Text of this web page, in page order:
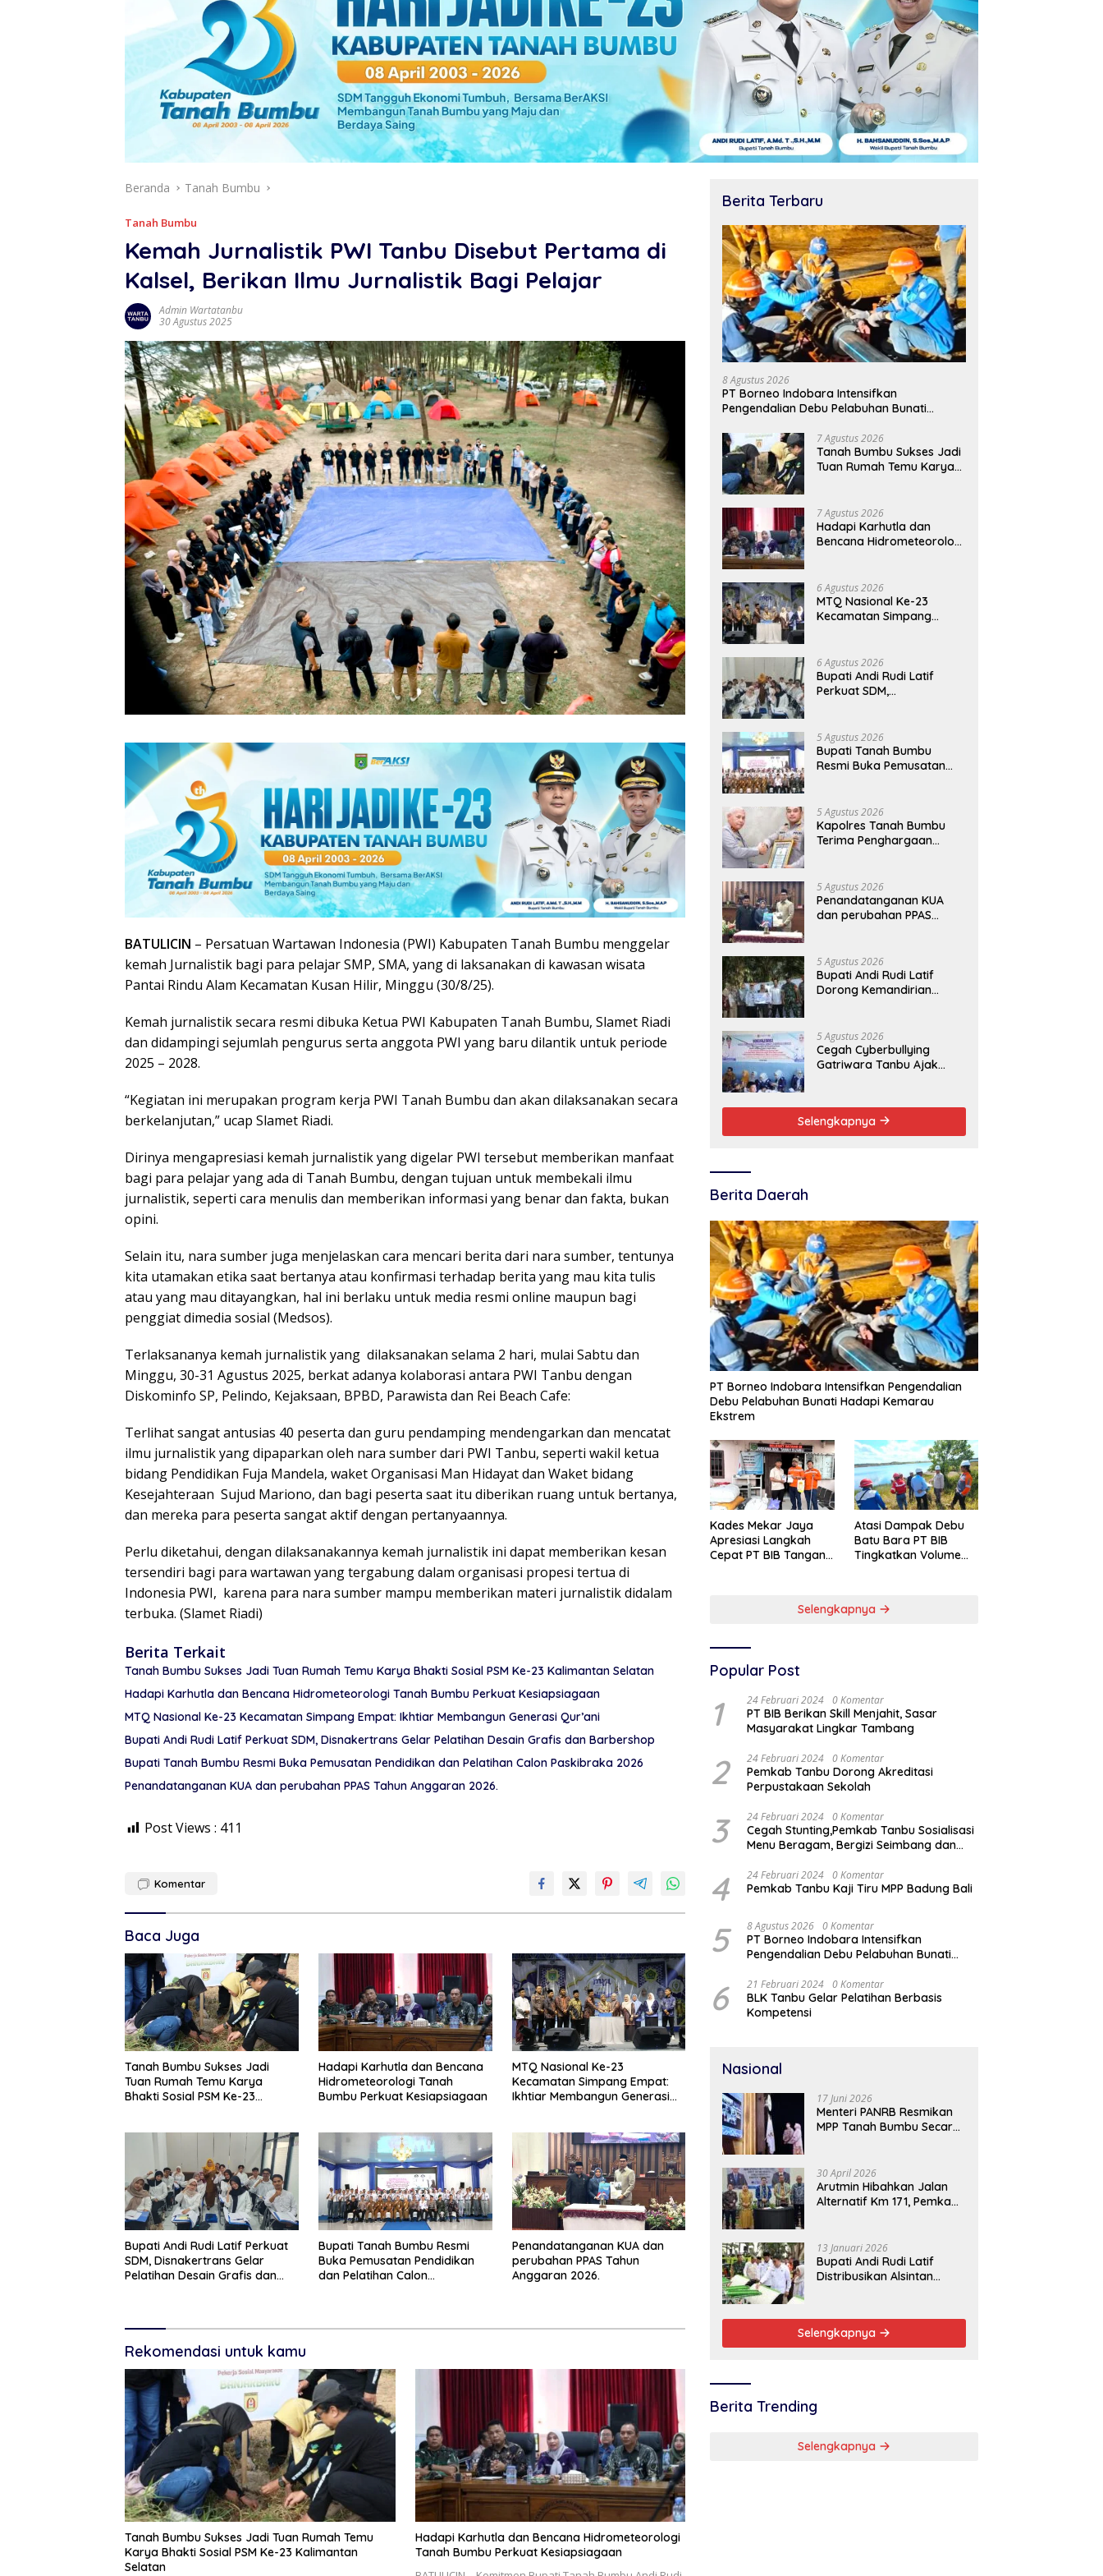
Beranda Tanah Bumbu
Tanah Bumbu
Kemah Jurnalistik PWI Tanbu Disebut Pertama di
Kalsel, Berikan Ilmu Jurnalistik Bagi Pelajar
Admin Wartatanbu
30 Agustus 2025
BATULICIN – Persatuan Wartawan Indonesia (PWI) Kabupaten Tanah Bumbu menggelar
kemah Jurnalistik bagi para pelajar SMP, SMA, yang di laksanakan di kawasan wisata
Pantai Rindu Alam Kecamatan Kusan Hilir, Minggu (30/8/25).
Kemah jurnalistik secara resmi dibuka Ketua PWI Kabupaten Tanah Bumbu, Slamet Riadi
dan didampingi sejumlah pengurus serta anggota PWI yang baru dilantik untuk periode
2025 – 2028.
“Kegiatan ini merupakan program kerja PWI Tanah Bumbu dan akan dilaksanakan secara
berkelanjutan,” ucap Slamet Riadi.
Dirinya mengapresiasi kemah jurnalistik yang digelar PWI tersebut memberikan manfaat
bagi para pelajar yang ada di Tanah Bumbu, dengan tujuan untuk membekali ilmu
jurnalistik, seperti cara menulis dan memberikan informasi yang benar dan fakta, bukan
opini.
Selain itu, nara sumber juga menjelaskan cara mencari berita dari nara sumber, tentunya
kita utamakan etika saat bertanya atau konfirmasi terhadap berita yang mau kita tulis
atau yang mau ditayangkan, hal ini berlaku untuk media resmi online maupun bagi
penggiat dimedia sosial (Medsos).
Terlaksananya kemah jurnalistik yang dilaksanakan selama 2 hari, mulai Sabtu dan
Minggu, 30-31 Agustus 2025, berkat adanya kolaborasi antara PWI Tanbu dengan
Diskominfo SP, Pelindo, Kejaksaan, BPBD, Parawista dan Rei Beach Cafe:
Terlihat sangat antusias 40 peserta dan guru pendamping mendengarkan dan mencatat
ilmu jurnalistik yang dipaparkan oleh nara sumber dari PWI Tanbu, seperti wakil ketua
bidang Pendidikan Fuja Mandela, waket Organisasi Man Hidayat dan Waket bidang
Kesejahteraan Sujud Mariono, dan bagi peserta saat itu diberikan ruang untuk bertanya,
dan mereka para peserta sangat aktif dengan pertanyaannya.
Perlu diketahui, dengan dilaksanakannya kemah jurnalistik ini dapat memberikan kesan
tersendiri bagi para wartawan yang tergabung dalam organisasi propesi tertua di
Indonesia PWI, karena para nara sumber mampu memberikan materi jurnalistik didalam
terbuka. (Slamet Riadi)
Berita Terkait
Tanah Bumbu Sukses Jadi Tuan Rumah Temu Karya Bhakti Sosial PSM Ke-23 Kalimantan Selatan
Hadapi Karhutla dan Bencana Hidrometeorologi Tanah Bumbu Perkuat Kesiapsiagaan
MTQ Nasional Ke-23 Kecamatan Simpang Empat: Ikhtiar Membangun Generasi Qur’ani
Bupati Andi Rudi Latif Perkuat SDM, Disnakertrans Gelar Pelatihan Desain Grafis dan Barbershop
Bupati Tanah Bumbu Resmi Buka Pemusatan Pendidikan dan Pelatihan Calon Paskibraka 2026
Penandatanganan KUA dan perubahan PPAS Tahun Anggaran 2026.
Post Views : 411
Komentar
Baca Juga
Tanah Bumbu Sukses Jadi
Tuan Rumah Temu Karya
Bhakti Sosial PSM Ke-23
Hadapi Karhutla dan Bencana
Hidrometeorologi Tanah
Bumbu Perkuat Kesiapsiagaan
MTQ Nasional Ke-23
Kecamatan Simpang Empat:
Ikhtiar Membangun Generasi
Bupati Andi Rudi Latif Perkuat
SDM, Disnakertrans Gelar
Pelatihan Desain Grafis dan
Bupati Tanah Bumbu Resmi
Buka Pemusatan Pendidikan
dan Pelatihan Calon
Penandatanganan KUA dan
perubahan PPAS Tahun
Anggaran 2026.
Rekomendasi untuk kamu
Tanah Bumbu Sukses Jadi Tuan Rumah Temu
Karya Bhakti Sosial PSM Ke-23 Kalimantan
Selatan
Hadapi Karhutla dan Bencana Hidrometeorologi
Tanah Bumbu Perkuat Kesiapsiagaan
Berita Terbaru
8 Agustus 2026
PT Borneo Indobara Intensifkan
Pengendalian Debu Pelabuhan Bunati
7 Agustus 2026
Tanah Bumbu Sukses Jadi
Tuan Rumah Temu Karya
7 Agustus 2026
Hadapi Karhutla dan
Bencana Hidrometeorologi
6 Agustus 2026
MTQ Nasional Ke-23
Kecamatan Simpang
6 Agustus 2026
Bupati Andi Rudi Latif
Perkuat SDM,
dan Barbershop
5 Agustus 2026
Bupati Tanah Bumbu
Resmi Buka Pemusatan
5 Agustus 2026
Kapolres Tanah Bumbu
Terima Penghargaan
5 Agustus 2026
Penandatanganan KUA
dan perubahan PPAS
5 Agustus 2026
Bupati Andi Rudi Latif
Dorong Kemandirian
5 Agustus 2026
Cegah Cyberbullying
Gatriwara Tanbu Ajak
Selengkapnya
Berita Daerah
PT Borneo Indobara Intensifkan Pengendalian
Debu Pelabuhan Bunati Hadapi Kemarau
Ekstrem
Kades Mekar Jaya
Apresiasi Langkah
Cepat PT BIB Tangani
Atasi Dampak Debu
Batu Bara PT BIB
Tingkatkan Volume
Selengkapnya
Popular Post
1 24 Februari 2024 0 Komentar
PT BIB Berikan Skill Menjahit, Sasar
Masyarakat Lingkar Tambang
2 24 Februari 2024 0 Komentar
Pemkab Tanbu Dorong Akreditasi
Perpustakaan Sekolah
3 24 Februari 2024 0 Komentar
Cegah Stunting,Pemkab Tanbu Sosialisasi
Menu Beragam, Bergizi Seimbang dan
4 24 Februari 2024 0 Komentar
Pemkab Tanbu Kaji Tiru MPP Badung Bali
5 8 Agustus 2026 0 Komentar
PT Borneo Indobara Intensifkan
Pengendalian Debu Pelabuhan Bunati
6 21 Februari 2024 0 Komentar
BLK Tanbu Gelar Pelatihan Berbasis
Kompetensi
Nasional
17 Juni 2026
Menteri PANRB Resmikan
MPP Tanah Bumbu Secara
30 April 2026
Arutmin Hibahkan Jalan
Alternatif Km 171, Pemkab
13 Januari 2026
Bupati Andi Rudi Latif
Distribusikan Alsintan
Selengkapnya
Berita Trending
Selengkapnya